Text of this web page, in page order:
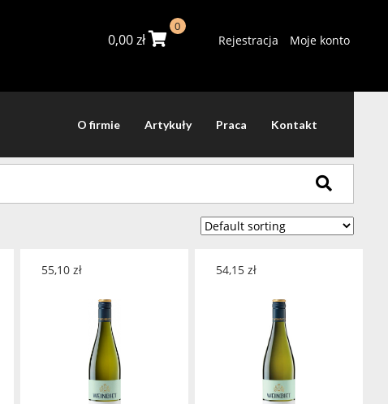
0,00zł
0
Rejestracja Moje konto
O firmie Artykuły Praca Kontakt
55,10zł 54,15zł